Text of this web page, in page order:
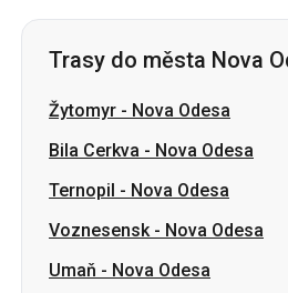
Trasy do města Nova
Žytomyr - Nova Odesa
Bila Cerkva - Nova Odesa
Ternopil - Nova Odesa
Voznesensk- Nova Odesa
Umaň - Nova Odesa